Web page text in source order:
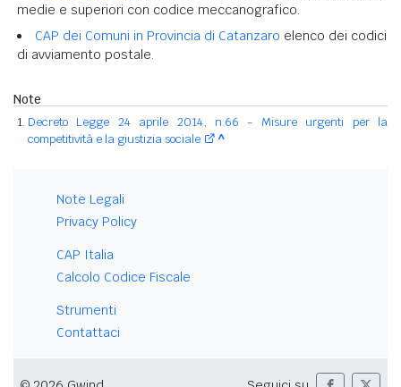
medie e superiori con codice meccanografico.
CAP dei Comuni in Provincia di Catanzaro elenco dei codici
di avviamento postale.
Note
Decreto Legge 24 aprile 2014, n.66 - Misure urgenti per la
competitività e la giustizia sociale
^
Note Legali
Privacy Policy
CAP Italia
Calcolo Codice Fiscale
Strumenti
Contattaci